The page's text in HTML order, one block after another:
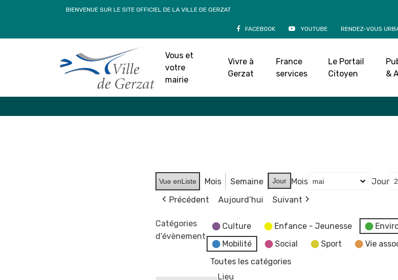
BIENVENUE SUR LE SITE OFFICIEL DE LA VILLE DE GERZAT
FACEBOOK YOUTUBE RENDEZ-VOUS
Vous et
votre
mairie
Vivre à
Gerzat
France
services
Le Portail
Citoyen
&
Accueil»Agenda
Vue enListe Mois Semaine Jour Mois Jour
Précédent
Aujourd’hui Suivant
Catégories
d’évènement
Culture Enfance - Jeunesse
Mobilité
Social Sport Vie
Toutes les catégories
Lieu